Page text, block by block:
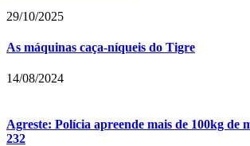
29/10/2025
As máquinas caça-níqueis do Tigre
14/08/2024
Agreste: Polícia apreende mais de 100kg de
232